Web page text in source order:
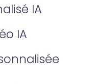
IA
IA